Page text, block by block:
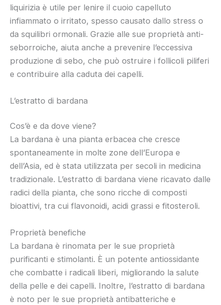
liquirizia è utile per lenire il cuoio capelluto
infiammato o irritato, spesso causato dallo stress o
da squilibri ormonali. Grazie alle sue proprietà anti-
seborroiche, aiuta anche a prevenire l’eccessiva
produzione di sebo, che può ostruire i follicoli piliferi
e contribuire alla caduta dei capelli.
L’estratto di bardana
Cos’è e da dove viene?
La bardana è una pianta erbacea che cresce
spontaneamente in molte zone dell’Europa e
dell’Asia, ed è stata utilizzata per secoli in medicina
tradizionale. L’estratto di bardana viene ricavato dalle
radici della pianta, che sono ricche di composti
bioattivi, tra cui flavonoidi, acidi grassi e fitosteroli.
Proprietà benefiche
La bardana è rinomata per le sue proprietà
purificanti e stimolanti. È un potente antiossidante
che combatte i radicali liberi, migliorando la salute
della pelle e dei capelli. Inoltre, l’estratto di bardana
è noto per le sue proprietà antibatteriche e